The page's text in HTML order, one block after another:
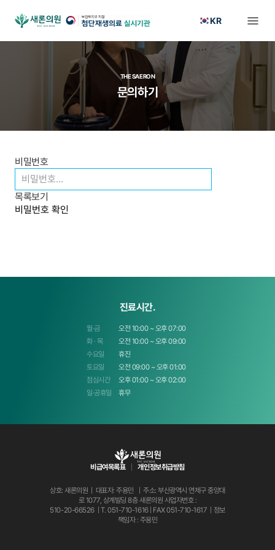
KR
THE SAERON
문의하기
비밀번호
목록보기
비밀번호 확인
비급여목록표 개인정보취급방침
상호: 새론의원 | 대표자: 주용민 | 주소: 부산광역시 연제구 중앙대
로 1077, 상계빌딩 8층 새론의원 사업자번호 :
510-20-66526 | T.051-710-1616| FAX 051-710-1617 | 정보
책임자 : 주용민
진료시간.
월·금
오전 10:00 ~ 오후 07:00
화 · 목
오전 10:00 ~ 오후 09:00
수요일
휴진
토요일
오전 09:00 ~ 오후 01:00
점심시간
오후 01:00 ~ 오후 02:00
일·공휴일
휴무